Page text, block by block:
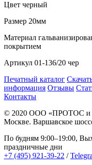
Цвет черный
Размер 20мм
Материал
покрытием
Артикул 01-136/20 чер
Печатный каталог
информация Отзывы
Контакты
© 2020 ООО «ПРОТОС и
Москве. Варшавское
По будням 9:00–19:00,
праздничные дни
+7 (495) 921-39-22 /